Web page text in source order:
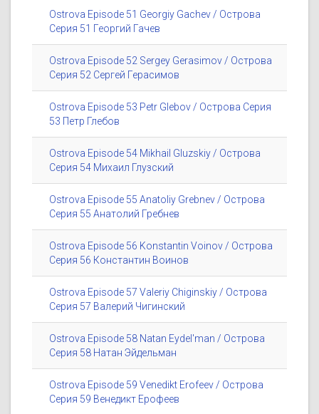
Ostrova Episode 51 Georgiy Gachev / Острова
Серия 51 Георгий Гачев
Ostrova Episode 52 Sergey Gerasimov / Острова
Серия 52 Сергей Герасимов
Ostrova Episode 53 Petr Glebov / Острова Серия
53 Петр Глебов
Ostrova Episode 54 Mikhail Gluzskiy / Острова
Серия 54 Михаил Глузский
Ostrova Episode 55 Anatoliy Grebnev / Острова
Серия 55 Анатолий Гребнев
Ostrova Episode 56 Konstantin Voinov / Острова
Серия 56 Константин Воинов
Ostrova Episode 57 Valeriy Chiginskiy / Острова
Серия 57 Валерий Чигинский
Ostrova Episode 58 Natan Eydel'man / Острова
Серия 58 Натан Эйдельман
Ostrova Episode 59 Venedikt Erofeev / Острова
Серия 59 Венедикт Ерофеев